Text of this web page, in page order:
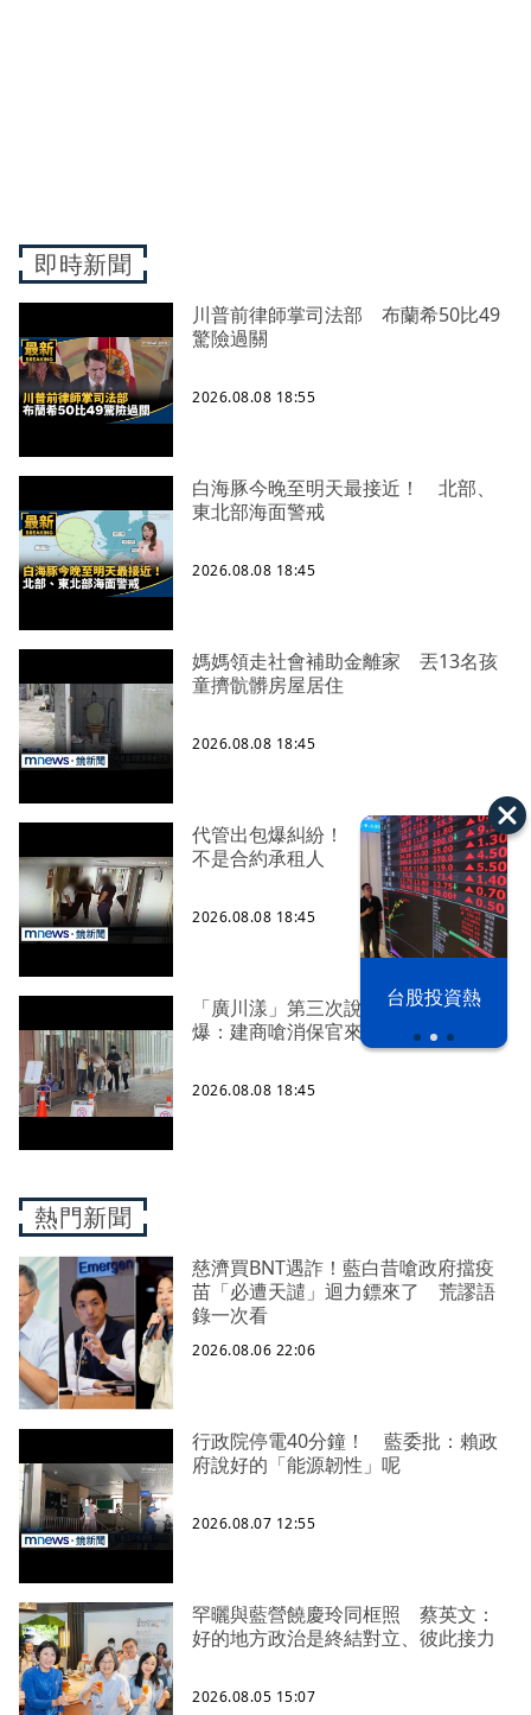
漢光42演習 台股投資熱
即時新聞
川普前律師掌司法部 布蘭希50比49
驚險過關
2026.08.08 18:55
白海豚今晚至明天最接近！ 北部、
東北部海面警戒
2026.08.08 18:45
媽媽領走社會補助金離家 丟13名孩
童擠骯髒房屋居住
2026.08.08 18:45
代管出包爆糾紛！ 租約到期房客卻
不是合約承租人
2026.08.08 18:45
「廣川漾」第三次說明會 解約戶
爆：建商嗆消保官來再說
2026.08.08 18:45
熱門新聞
慈濟買BNT遇詐！藍白昔嗆政府擋疫
苗「必遭天譴」迴力鏢來了 荒謬語
錄一次看
2026.08.06 22:06
行政院停電40分鐘！ 藍委批：賴政
府說好的「能源韌性」呢
2026.08.07 12:55
罕曬與藍營饒慶玲同框照 蔡英文：
好的地方政治是終結對立、彼此接力
2026.08.05 15:07